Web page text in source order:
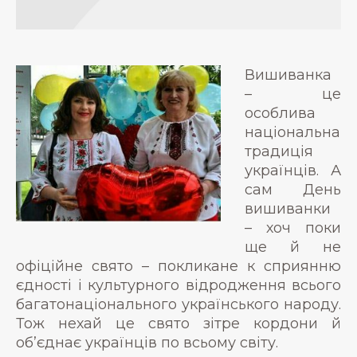
Вишиванка
– це
особлива
національна
традиція
українців. А
сам День
вишиванки
– хоч поки
ще й не
офіційне свято – покликане к сприянню
єдності і культурного відродження всього
багатонаціонального українського народу.
Тож нехай це свято зітре кордони й
об’єднає українців по всьому світу.